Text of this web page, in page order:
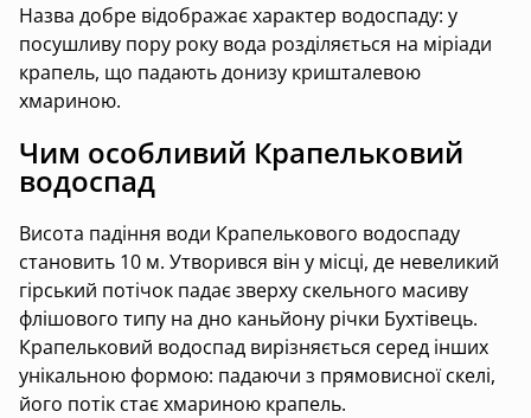
Назва добре відображає характер водоспаду: у
посушливу пору року вода розділяється на міріади
крапель, що падають донизу кришталевою
хмариною.
Чим особливий Крапельковий
водоспад
Висота падіння води Крапелькового водоспаду
становить 10 м. Утворився він у місці, де невеликий
гірський потічок падає зверху скельного масиву
флішового типу на дно каньйону річки Бухтівець.
Крапельковий водоспад вирізняється серед інших
унікальною формою: падаючи з прямовисної скелі,
його потік стає хмариною крапель.